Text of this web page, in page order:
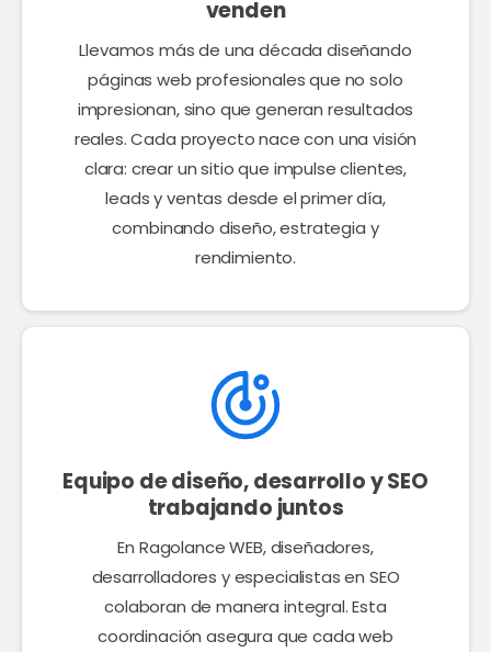
venden
Llevamos más de una década diseñando
páginas web profesionales que no solo
impresionan, sino que generan resultados
reales. Cada proyecto nace con una visión
clara: crear un sitio que impulse clientes,
leads y ventas desde el primer día,
combinando diseño, estrategia y
rendimiento.
Equipo de diseño, desarrollo y SEO
trabajando juntos
En Ragolance WEB, diseñadores,
desarrolladores y especialistas en SEO
colaboran de manera integral. Esta
coordinación asegura que cada web